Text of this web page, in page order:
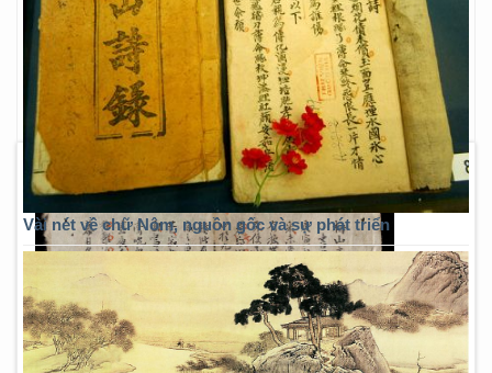
Vài nét về chữ Nôm, nguồn gốc và sự phát triển